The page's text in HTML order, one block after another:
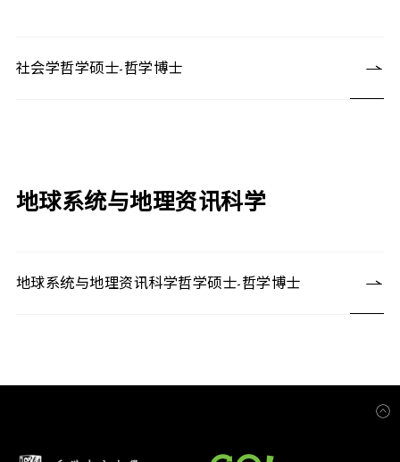
社会学哲学硕士-哲学博士
地球系统与地理资讯科学
地球系统与地理资讯科学哲学硕士-哲学博士